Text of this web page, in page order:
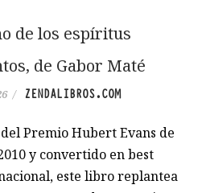
de los espíritus
de Gabor Maté
/ ZENDALIBROS.COM
Premio Hubert Evans de
y convertido en best
este libro replantea